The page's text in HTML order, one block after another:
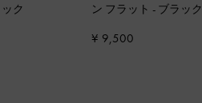
ク
ン フラット - ブラッ
¥ 9,500